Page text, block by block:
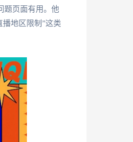
题页面有用。他
地区限制”这类